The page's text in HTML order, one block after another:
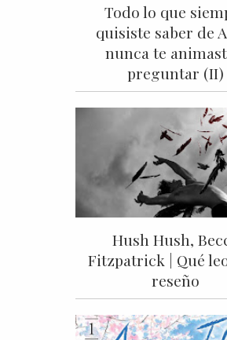
Todo lo que
quisiste saber de
nunca te
preguntar (II)
Hush Hush,
Fitzpatrick | Qué
reseño